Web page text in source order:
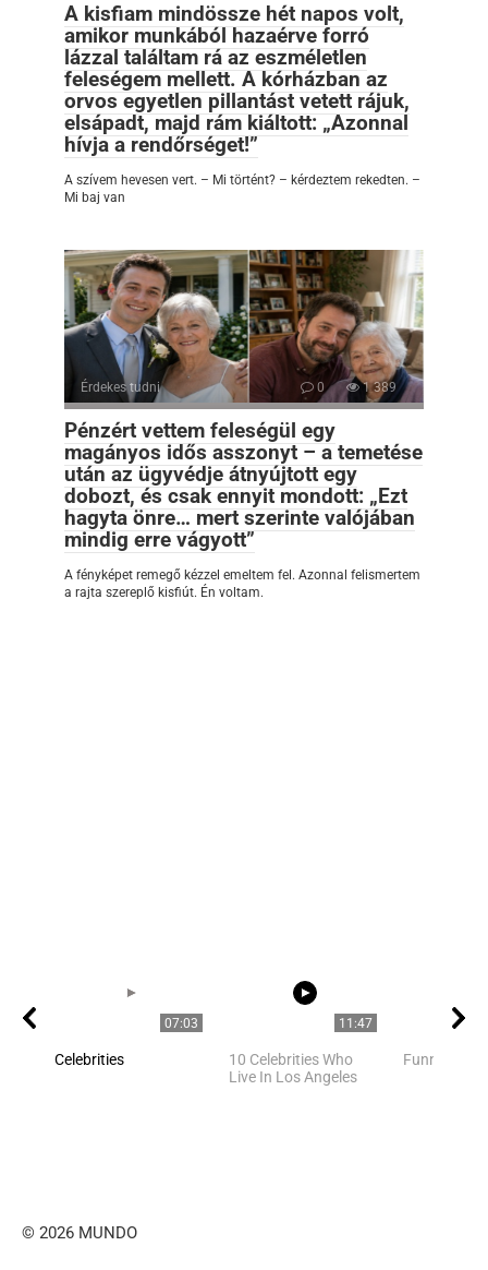
A kisfiam mindössze hét napos volt,
amikor munkából hazaérve forró
lázzal találtam rá az eszméletlen
feleségem mellett. A kórházban az
orvos egyetlen pillantást vetett rájuk,
elsápadt, majd rám kiáltott: „Azonnal
hívja a rendőrséget!”
A szívem hevesen vert. – Mi történt? – kérdeztem rekedten. –
Mi baj van
Érdekes tudni 0 1 389
Pénzért vettem feleségül egy
magányos idős asszonyt – a temetése
után az ügyvédje átnyújtott egy
dobozt, és csak ennyit mondott: „Ezt
hagyta önre… mert szerinte valójában
mindig erre vágyott”
A fényképet remegő kézzel emeltem fel. Azonnal felismertem
a rajta szereplő kisfiút. Én voltam.
07:03
Celebrities
11:47
10 Celebrities Who
Live In Los Angeles
Funny cats
© 2026 MUNDO